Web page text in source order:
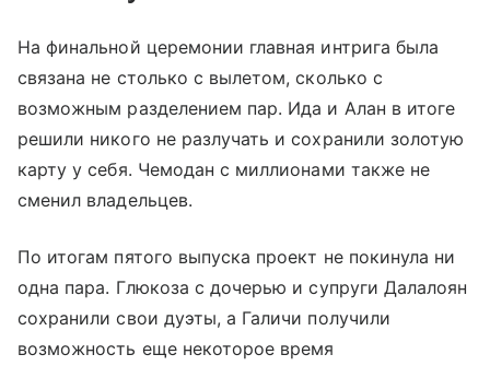
На финальной церемонии главная интрига была
связана не столько с вылетом, сколько с
возможным разделением пар. Ида и Алан в итоге
решили никого не разлучать и сохранили золотую
карту у себя. Чемодан с миллионами также не
сменил владельцев.
По итогам пятого выпуска проект не покинула ни
одна пара. Глюкоза с дочерью и супруги Далалоян
сохранили свои дуэты, а Галичи получили
возможность еще некоторое время